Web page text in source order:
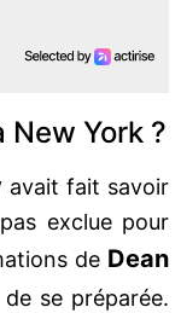
York ?
avait fait savoir
exclue pour
de Dean
se préparée.